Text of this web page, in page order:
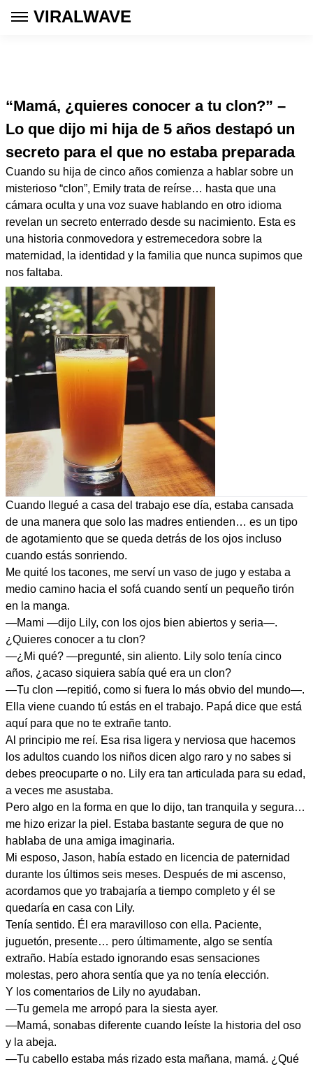
VIRALWAVE
“Mamá, ¿quieres conocer a tu clon?” –
Lo que dijo mi hija de 5 años destapó un
secreto para el que no estaba preparada
Cuando su hija de cinco años comienza a hablar sobre un
misterioso “clon”, Emily trata de reírse… hasta que una
cámara oculta y una voz suave hablando en otro idioma
revelan un secreto enterrado desde su nacimiento. Esta es
una historia conmovedora y estremecedora sobre la
maternidad, la identidad y la familia que nunca supimos que
nos faltaba.
Cuando llegué a casa del trabajo ese día, estaba cansada
de una manera que solo las madres entienden… es un tipo
de agotamiento que se queda detrás de los ojos incluso
cuando estás sonriendo.
Me quité los tacones, me serví un vaso de jugo y estaba a
medio camino hacia el sofá cuando sentí un pequeño tirón
en la manga.
—Mami —dijo Lily, con los ojos bien abiertos y seria—.
¿Quieres conocer a tu clon?
—¿Mi qué? —pregunté, sin aliento. Lily solo tenía cinco
años, ¿acaso siquiera sabía qué era un clon?
—Tu clon —repitió, como si fuera lo más obvio del mundo—.
Ella viene cuando tú estás en el trabajo. Papá dice que está
aquí para que no te extrañe tanto.
Al principio me reí. Esa risa ligera y nerviosa que hacemos
los adultos cuando los niños dicen algo raro y no sabes si
debes preocuparte o no. Lily era tan articulada para su edad,
a veces me asustaba.
Pero algo en la forma en que lo dijo, tan tranquila y segura…
me hizo erizar la piel. Estaba bastante segura de que no
hablaba de una amiga imaginaria.
Mi esposo, Jason, había estado en licencia de paternidad
durante los últimos seis meses. Después de mi ascenso,
acordamos que yo trabajaría a tiempo completo y él se
quedaría en casa con Lily.
Tenía sentido. Él era maravilloso con ella. Paciente,
juguetón, presente… pero últimamente, algo se sentía
extraño. Había estado ignorando esas sensaciones
molestas, pero ahora sentía que ya no tenía elección.
Y los comentarios de Lily no ayudaban.
—Tu gemela me arropó para la siesta ayer.
—Mamá, sonabas diferente cuando leíste la historia del oso
y la abeja.
—Tu cabello estaba más rizado esta mañana, mamá. ¿Qué